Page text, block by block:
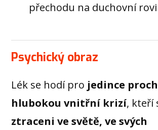
přechodu na duchovní
Psychický obraz
Lék se hodí pro jedince
hlubokou vnitřní krizí, kteří
ztraceni ve světě, ve svých